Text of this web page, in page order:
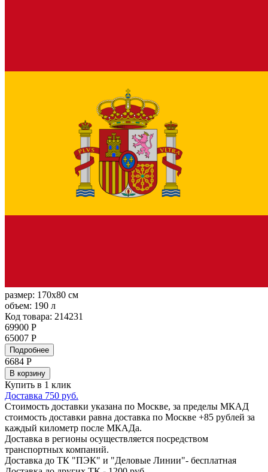
размер: 170x80 см
объем: 190 л
Код товара: 214231
69900 Р
65007 Р
Подробнее
6684 Р
В корзину
Купить в 1 клик
Доставка 750 руб.
Стоимость доставки указана по Москве, за пределы МКАД
стоимость доставки равна доставка по Москве +85 рублей за
каждый километр после МКАДа.
Доставка в регионы осуществляется посредством
транспортных компаний.
Доставка до ТК "ПЭК" и "Деловые Линии"- бесплатная